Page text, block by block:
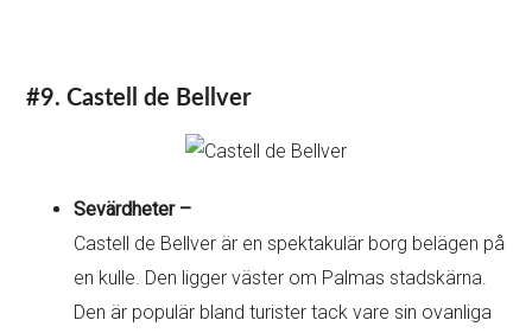
#9. Castell de Bellver
Sevärdheter –
Castell de Bellver är en spektakulär borg belägen på
en kulle. Den ligger väster om Palmas stadskärna.
Den är populär bland turister tack vare sin ovanliga